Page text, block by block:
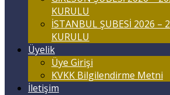
KURULU
İSTANBUL ŞUBESİ 2026 –
KURULU
Üyelik
Üye Girişi
KVKK Bilgilendirme Metni
İletişim